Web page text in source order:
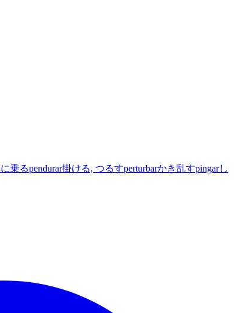
乗るpendurar掛ける, つるすperturbarかき乱すpingarし